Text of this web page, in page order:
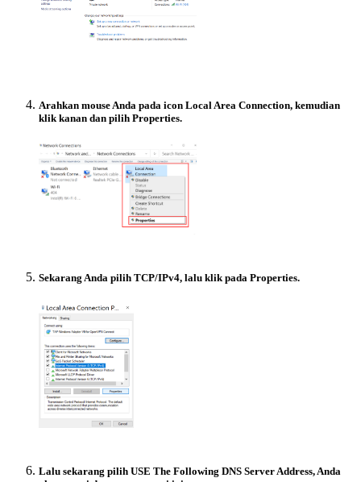
Arahkan mouse Anda pada icon Local Area Connection, kemudian
klik kanan dan pilih Properties.
Sekarang Anda pilih TCP/IPv4, lalu klik pada Properties.
Lalu sekarang pilih USE The Following DNS Server Address, Anda